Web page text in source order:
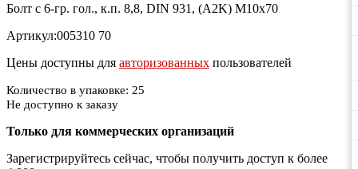
Болт с 6-гр. гол., к.п. 8,8, DIN 931, (A2K) М10х70
Артикул:005310 70
Цены доступны для авторизованных пользователей
Количество в упаковке: 25
Не доступно к заказу
Только для коммерческих организаций
Зарегистрируйтесь сейчас, чтобы получить доступ к более